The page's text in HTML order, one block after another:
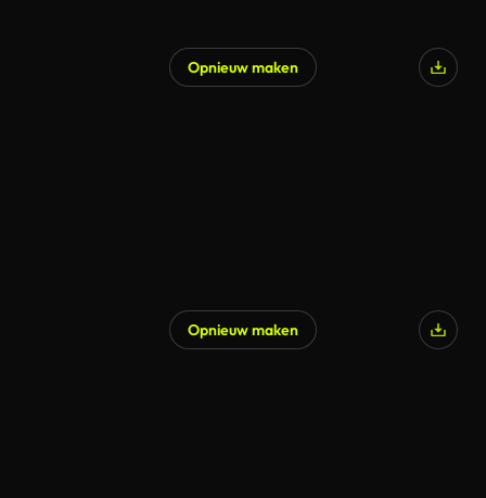
Opnieuw maken
Opnieuw maken